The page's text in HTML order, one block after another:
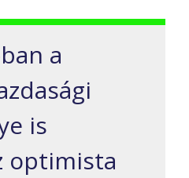
a
is
optimista